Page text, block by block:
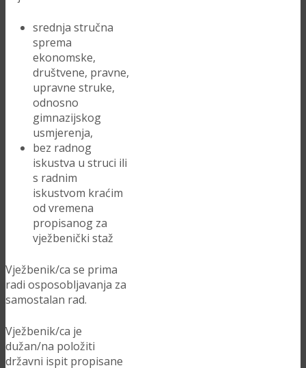
srednja stručna
sprema
ekonomske,
društvene, pravne,
upravne struke,
odnosno
gimnazijskog
usmjerenja,
bez radnog
iskustva u struci ili
s radnim
iskustvom kraćim
od vremena
propisanog za
vježbenički staž
Vježbenik/ca se prima
radi osposobljavanja za
samostalan rad.
Vježbenik/ca je
dužan/na položiti
državni ispit propisane